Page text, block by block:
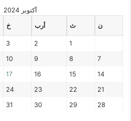
أكتوبر 2024
ن
ث أرب خ
1
2
3
7
8
9
10
14
15
16
17
21
22
23
24
28
29
30
31